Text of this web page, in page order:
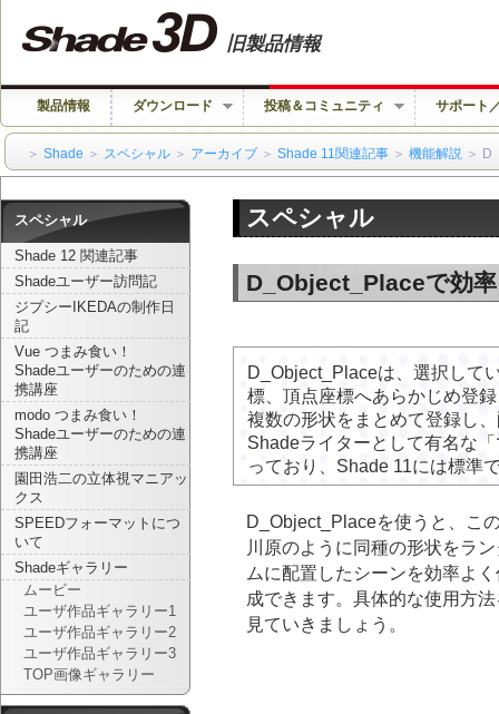
旧製品情報
製品情報 ダウンロード 投稿＆コミュニティ サポート
＞ Shade ＞ スペシャル ＞ アーカイブ ＞ Shade 11関連記事 ＞ 機能解説 ＞
スペシャル
Shade 12 関連記事
Shadeユーザー訪問記
ジプシーIKEDAの制作日
記
Vue つまみ食い！
Shadeユーザーのための連
携講座
modo つまみ食い！
Shadeユーザーのための連
携講座
園田浩二の立体視マニアッ
クス
SPEEDフォーマットにつ
いて
Shadeギャラリー
ムービー
ユーザ作品ギャラリー1
ユーザ作品ギャラリー2
ユーザ作品ギャラリー3
TOP画像ギャラリー
スペシャル
D_Object_Placeで効
D_Object_Placeは、選択して
標、頂点座標へあらかじめ登
複数の形状をまとめて登録し
Shadeライターとして有名な
っており、Shade 11には標準
D_Object_Placeを使うと、こ
川原のように同種の形状をラ
ムに配置したシーンを効率よ
成できます。具体的な使用方
見ていきましょう。